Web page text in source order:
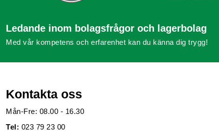
Ledande inom bolagsfrågor och lagerbolag
Med vår kompetens och erfarenhet kan du känna dig trygg!
Kontakta oss
Mån-Fre: 08.00 - 16.30
Tel: 023 79 23 00